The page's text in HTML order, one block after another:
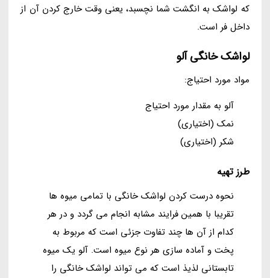
که لواشک به انگشت شما نچسبد، یعنی وقت خارج کردن آن از
داخل فر است.
لواشک خانگی آلو
مواد مورد احتیاج:
آلو به مقدار مورد احتیاج
نمک (اختیاری)
شکر (اختیاری)
طرز تهیه
نحوه درست کردن لواشک خانگی با تمامی میوه ها
تقریبا با همین فرایند مشابه انجام می گردد و در هر
کدام از آن ها چند تفاوت جزئی است که مربوط به
پخت و آماده سازی هر نوع میوه است. آلو یک میوه
تابستانی لذیذ است که می تواند لواشک خانگی را